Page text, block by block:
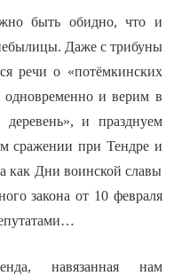
быть обидно, что и
Даже с трибуны
речи о «потёмкинских
одновременно и верим в
деревень», и празднуем
сражении при Тендре и
как Дни воинской славы
закона от 10 февраля
навязанная нам